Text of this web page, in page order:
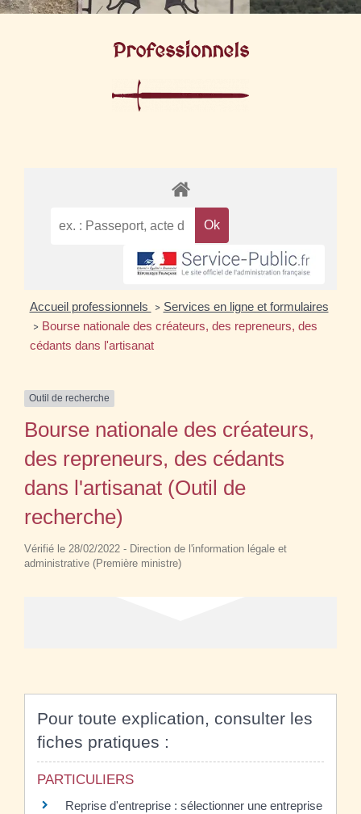
Professionnels
Accueil professionnels > Services en ligne et formulaires
> Bourse nationale des créateurs, des repreneurs, des
cédants dans l'artisanat
Outil de recherche
Bourse nationale des créateurs,
des repreneurs, des cédants
dans l'artisanat (Outil de
recherche)
Vérifié le 28/02/2022 - Direction de l'information légale et
administrative (Première ministre)
Pour toute explication, consulter les
fiches pratiques :
PARTICULIERS
Reprise d'entreprise : sélectionner une entreprise